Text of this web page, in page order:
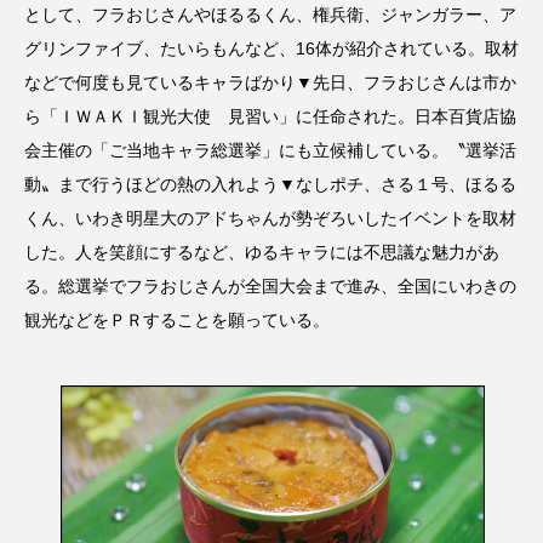
として、フラおじさんやほるるくん、権兵衛、ジャンガラー、ア
グリンファイブ、たいらもんなど、16体が紹介されている。取材
などで何度も見ているキャラばかり▼先日、フラおじさんは市か
ら「ＩＷＡＫＩ観光大使 見習い」に任命された。日本百貨店協
会主催の「ご当地キャラ総選挙」にも立候補している。〝選挙活
動〟まで行うほどの熱の入れよう▼なしポチ、さる１号、ほるる
くん、いわき明星大のアドちゃんが勢ぞろいしたイベントを取材
した。人を笑顔にするなど、ゆるキャラには不思議な魅力があ
る。総選挙でフラおじさんが全国大会まで進み、全国にいわきの
観光などをＰＲすることを願っている。